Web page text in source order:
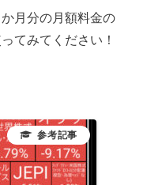
月分の月額料金の
てみてください！